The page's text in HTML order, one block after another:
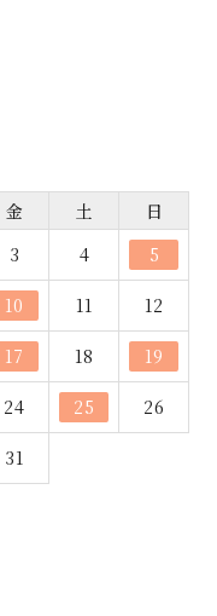
金 土
日
3 4 5
10 11 12
17 18 19
24 25 26
31